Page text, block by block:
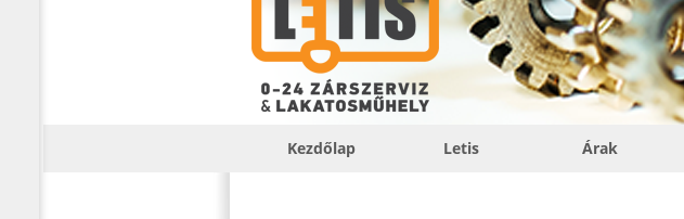
Kezdőlap Letis Árak